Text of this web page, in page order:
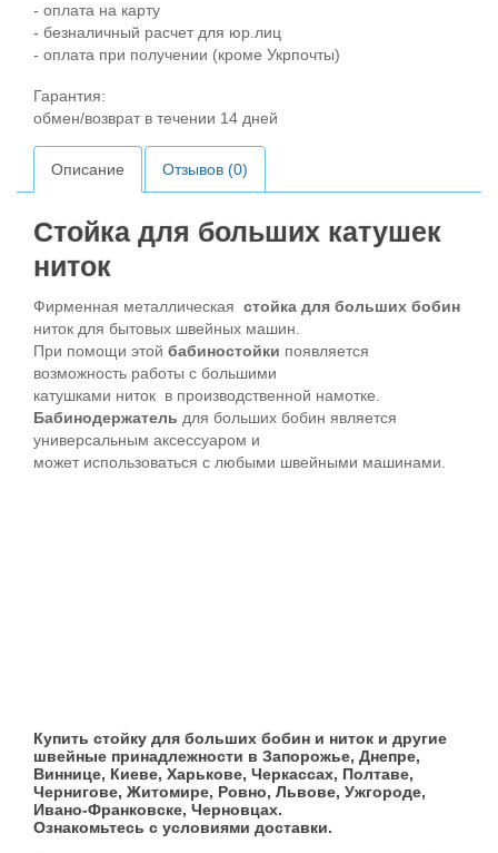
- оплата на карту
- безналичный расчет для юр.лиц
- оплата при получении (кроме Укрпочты)
Гарантия:
обмен/возврат в течении 14 дней
Описание Отзывов (0)
Стойка для больших катушек
ниток
Фирменная металлическая стойка для больших бобин
ниток для бытовых швейных машин.
При помощи этой бабиностойки появляется
возможность работы с большими
катушками ниток в производственной намотке.
Бабинодержатель для больших бобин является
универсальным аксессуаром и
может использоваться с любыми швейными машинами.
Купить стойку для больших бобин и ниток и другие
швейные принадлежности в Запорожье, Днепре,
Виннице, Киеве, Харькове, Черкассах, Полтаве,
Чернигове, Житомире, Ровно, Львове, Ужгороде,
Ивано-Франковске, Черновцах.
Ознакомьтесь с условиями доставки.